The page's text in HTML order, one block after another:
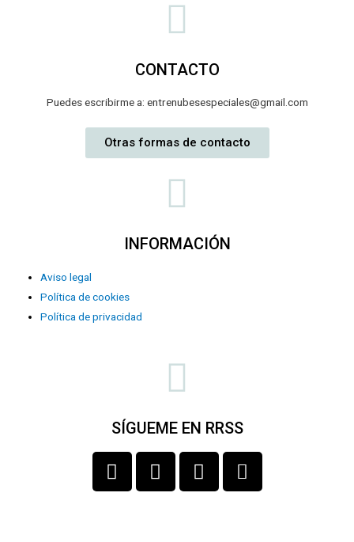
CONTACTO
Puedes escribirme a: entrenubesespeciales@gmail.com
Otras formas de contacto
INFORMACIÓN
Aviso legal
Política de cookies
Política de privacidad
SÍGUEME EN RRSS